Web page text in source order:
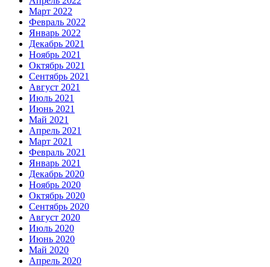
Март 2022
Февраль 2022
Январь 2022
Декабрь 2021
Ноябрь 2021
Октябрь 2021
Сентябрь 2021
Август 2021
Июль 2021
Июнь 2021
Май 2021
Апрель 2021
Март 2021
Февраль 2021
Январь 2021
Декабрь 2020
Ноябрь 2020
Октябрь 2020
Сентябрь 2020
Август 2020
Июль 2020
Июнь 2020
Май 2020
Апрель 2020